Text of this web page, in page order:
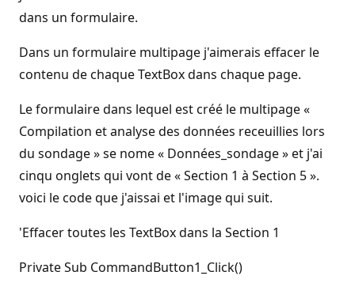
dans un formulaire.
Dans un formulaire multipage j'aimerais effacer le
contenu de chaque TextBox dans chaque page.
Le formulaire dans lequel est créé le multipage «
Compilation et analyse des données receuillies lors
du sondage » se nome « Données_sondage » et j'ai
cinqu onglets qui vont de « Section 1 à Section 5 ».
voici le code que j'aissai et l'image qui suit.
'Effacer toutes les TextBox dans la Section 1
Private Sub CommandButton1_Click()